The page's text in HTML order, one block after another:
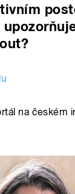
na českém